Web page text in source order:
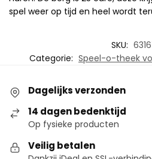
spel weer op tijd en heel wordt
SKU:
Categorie: Speel-o-theek
Dagelijks verzonden
14 dagen bedenktijd
Op fysieke producten
Veilig betalen